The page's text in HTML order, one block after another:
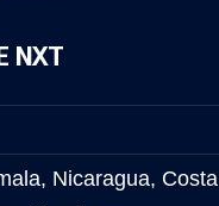
NXT
Nicaragua, Costa